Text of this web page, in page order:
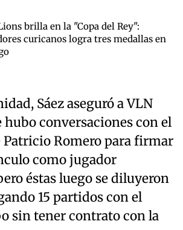
brilla en la "Copa del Rey":
curicanos logra tres medallas en
Sáez aseguró a VLN
hubo conversaciones con el
Romero para firmar
como jugador
éstas luego se diluyeron
15 partidos con el
sin tener contrato con la